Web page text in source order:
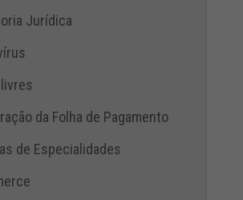
Jurídica
da Folha de Pagamento
de Especialidades